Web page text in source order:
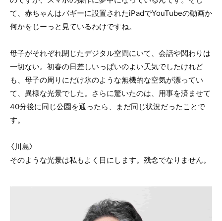
て、赤ちゃんはバギーに設置されたiPadでYouTubeの動画か
何かをじーっと見ているわけですね。
母子がそれぞれ閉じたデジタル空間にいて、会話や関わりは
一切ない。初春の日差しいっぱいのよい天気でしたけれど
も、母子の周りにだけ氷のような無機的な空気が漂ってい
て、異様な光景でした。さらに驚いたのは、用事を済ませて
40分後に同じ公園を通ったら、まだ同じ状況だったことで
す。
〈川島〉
そのような光景は私もよく目にします。残念でなりません。